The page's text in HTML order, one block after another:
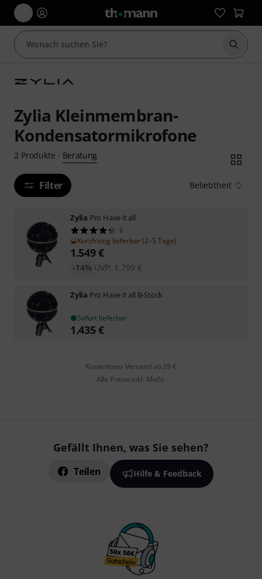
Suche
Zylia Kleinmembran-
Kondensatormikrofone
2 Produkte · Beratung
Filter Beliebtheit
Zylia Pro Have it all
6
Kurzfristig lieferbar (2–5 Tage)
1.549€
UVP: 1.799 €
-14%
Zylia Pro Have it all B-Stock
Sofort lieferbar
1.435€
Kostenloser Versand ab 29 €
Alle Preise inkl. MwSt.
Gefällt Ihnen, was Sie sehen?
Teilen Hilfe & Feedback